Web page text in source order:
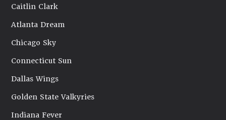
Caitlin Clark
Atlanta Dream
Chicago Sky
Connecticut Sun
Dallas Wings
Golden State Valkyries
Indiana Fever